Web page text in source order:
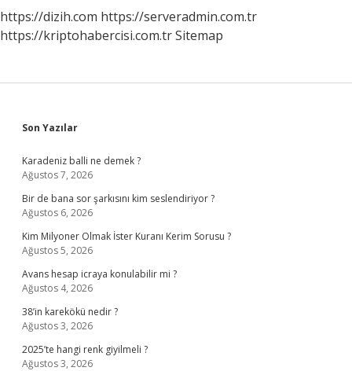
https://dizih.com https://serveradmin.com.tr
https://kriptohabercisi.com.trSitemap
Sidebar
Son Yazılar
Karadeniz balli ne demek ?
Ağustos 7, 2026
Bir de bana sor şarkısını kim seslendiriyor ?
Ağustos 6, 2026
Kim Milyoner Olmak İster Kuranı Kerim Sorusu ?
Ağustos 5, 2026
Avans hesap icraya konulabilir mi ?
Ağustos 4, 2026
38’in karekökü nedir ?
Ağustos 3, 2026
2025’te hangi renk giyilmeli ?
Ağustos 3, 2026